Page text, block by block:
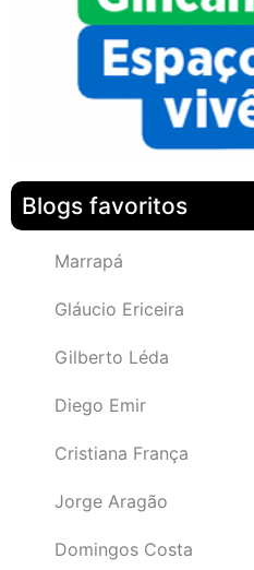
Blogs favoritos
Marrapá
Gláucio Ericeira
Gilberto Léda
Diego Emir
Cristiana França
Jorge Aragão
Domingos Costa